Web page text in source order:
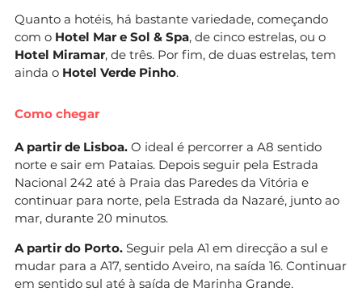
Quanto a hotéis, há bastante variedade, começando
com o Hotel Mar e Sol & Spa, de cinco estrelas, ou o
Hotel Miramar, de três. Por fim, de duas estrelas, tem
ainda o Hotel Verde Pinho.
Como chegar
A partir de Lisboa. O ideal é percorrer a A8 sentido
norte e sair em Pataias. Depois seguir pela Estrada
Nacional 242 até à Praia das Paredes da Vitória e
continuar para norte, pela Estrada da Nazaré, junto ao
mar, durante 20 minutos.
A partir do Porto. Seguir pela A1 em direcção a sul e
mudar para a A17, sentido Aveiro, na saída 16. Continuar
em sentido sul até à saída de Marinha Grande.